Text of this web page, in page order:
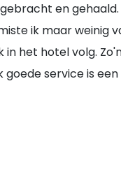
en gehaald.
ik maar weinig
in het hotel volg.
goede service is een